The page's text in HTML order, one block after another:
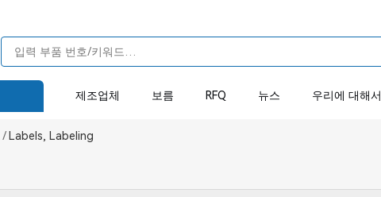
제조업체 보름 RFQ 뉴스 우리에 대해서
/Labels, Labeling